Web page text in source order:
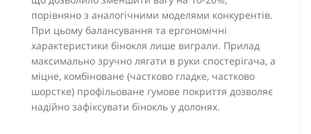
порівняно з аналогічними моделями конкурентів.
При цьому балансування та ергономічні
характеристики бінокля лише виграли. Прилад
максимально зручно лягати в руки спостерігача, а
міцне, комбіноване (частково гладке, частково
шорстке) профільоване гумове покриття дозволяє
надійно зафіксувати бінокль у долонях.